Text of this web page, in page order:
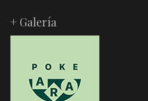
+ Galería